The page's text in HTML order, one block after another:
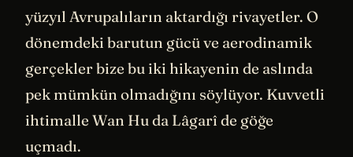
yüzyıl Avrupalıların aktardığı rivayetler. O
dönemdeki barutun gücü ve aerodinamik
gerçekler bize bu iki hikayenin de aslında
pek mümkün olmadığını söylüyor. Kuvvetli
ihtimalle Wan Hu da Lâgarî de göğe
uçmadı.